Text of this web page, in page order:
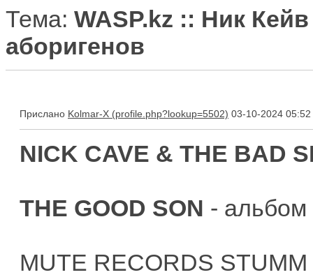
Тема: WASP.kz :: Ник
аборигенов
Прислано Kolmar-X 03-10-2024 05:52
NICK CAVE & THE BAD
THE GOOD SON - альбом
MUTE RECORDS